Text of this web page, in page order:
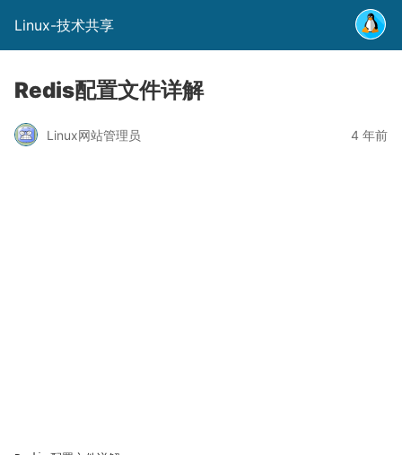
Linux-技术共享
Redis配置文件详解
Linux网站管理员 4 年前